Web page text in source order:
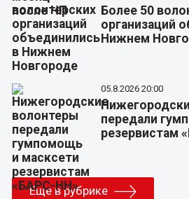
Более 50
организаций
Нижнем
05.8.2026 20:00
передали
резервистам
Еще в рубрике